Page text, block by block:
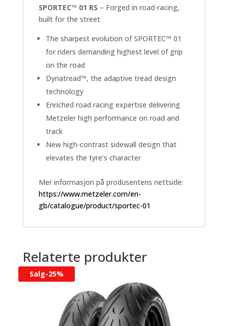
SPORTEC™ 01 RS – Forged in road-racing,
built for the street
The sharpest evolution of SPORTEC™ 01
for riders demanding highest level of grip
on the road
Dynatread™, the adaptive tread design
technology
Enriched road racing expertise delivering
Metzeler high performance on road and
track
New high-contrast sidewall design that
elevates the tyre’s character
Mer informasjon på produsentens nettside:
https://www.metzeler.com/en-
gb/catalogue/product/sportec-01
Relaterte produkter
Salg-25%